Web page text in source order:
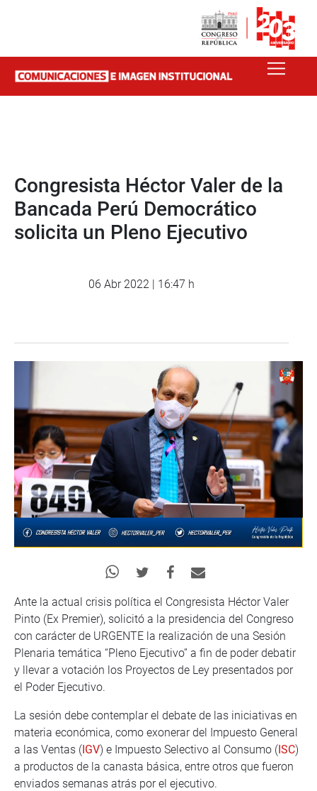
Congresista Héctor Valer de la
Bancada Perú Democrático
solicita un Pleno Ejecutivo
06 Abr 2022 | 16:47 h
Ante la actual crisis política el Congresista Héctor Valer
Pinto (Ex Premier), solicitó a la presidencia del Congreso
con carácter de URGENTE la realización de una Sesión
Plenaria temática “Pleno Ejecutivo” a fin de poder debatir
y llevar a votación los Proyectos de Ley presentados por
el Poder Ejecutivo.
La sesión debe contemplar el debate de las iniciativas en
materia económica, como exonerar del Impuesto General
a las Ventas (IGV) e Impuesto Selectivo al Consumo (ISC)
a productos de la canasta básica, entre otros que fueron
enviados semanas atrás por el ejecutivo.